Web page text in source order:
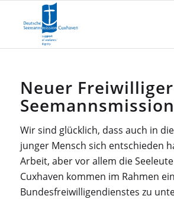
Neuer
Seemannsmission
Wir sind glücklich, dass auch in
junger Mensch sich entschieden
Arbeit, aber vor allem die
Cuxhaven kommen im Rahmen
Bundesfreiwilligendienstes zu